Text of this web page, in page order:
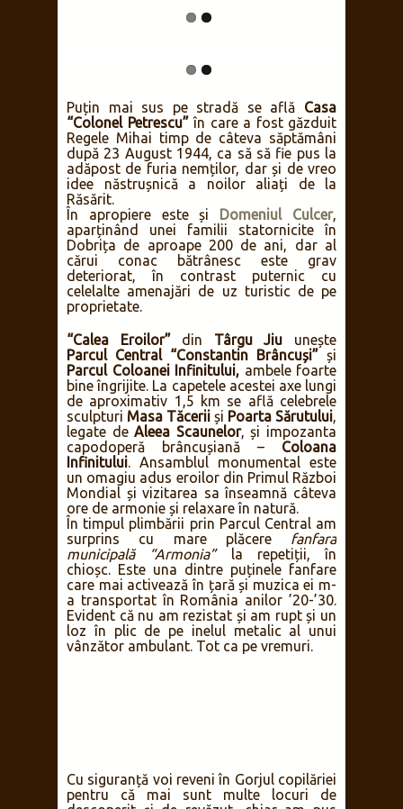
Puțin mai sus pe stradă se află Casa
“Colonel Petrescu”în care a fost găzduit
Regele Mihai timp de câteva săptămâni
după 23 August 1944, ca să să fie pus la
adăpost de furia nemților, dar și de vreo
idee năstrușnică a noilor aliați de la
Răsărit.
În apropiere este și Domeniul Culcer,
aparținând unei familii statornicite în
Dobrița de aproape 200 de ani, dar al
cărui conac bătrânesc este grav
deteriorat, în contrast puternic cu
celelalte amenajări de uz turistic de pe
proprietate.
“Calea Eroilor”din Târgu Jiu unește
Parcul Central “Constantin Brâncuși” și
Parcul Coloanei Infinitului, ambele foarte
bine îngrijite. La capetele acestei axe lungi
de aproximativ 1,5 km se află celebrele
sculpturi Masa Tăcerii și Poarta Sărutului,
legate deAleea Scaunelor, și impozanta
capodoperă brâncușiană – Coloana
Infinitului. Ansamblul monumental este
un omagiu adus eroilor din Primul Război
Mondial și vizitarea sa înseamnă câteva
ore de armonie și relaxare în natură.
În timpul plimbării prin Parcul Central am
surprins cu mare plăcere fanfara
municipală “Armonia”la repetiții, în
chioșc. Este una dintre puținele fanfare
care mai activează în țară și muzica ei m-
a transportat în România anilor ’20-’30.
Evident că nu am rezistat și am rupt și un
loz în plic de pe inelul metalic al unui
vânzător ambulant. Tot ca pe vremuri.
Cu siguranță voi reveni în Gorjul copilăriei
pentru că mai sunt multe locuri de